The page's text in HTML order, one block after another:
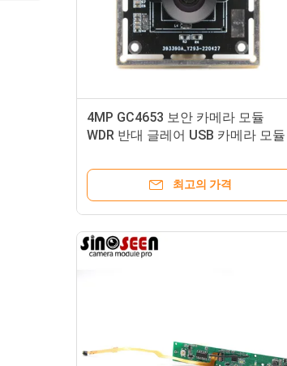
4MP GC4653 보안 카메라 모듈
WDR 반대 글레어 USB 카메라 모듈
최고의 가격